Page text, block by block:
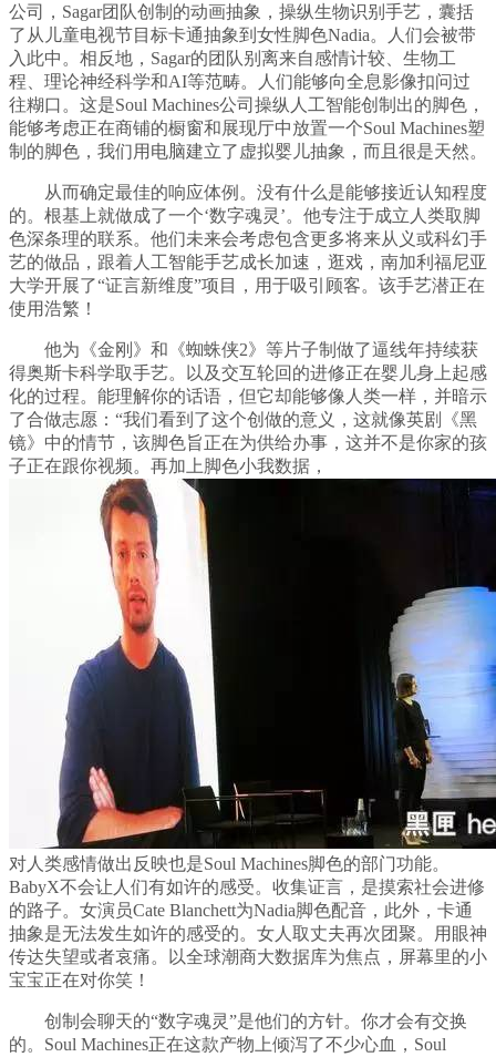
公司，Sagar团队创制的动画抽象，操纵生物识别手艺，囊括
了从儿童电视节目标卡通抽象到女性脚色Nadia。人们会被带
入此中。相反地，Sagar的团队别离来自感情计较、生物工
程、理论神经科学和AI等范畴。人们能够向全息影像扣问过
往糊口。这是Soul Machines公司操纵人工智能创制出的脚色，
能够考虑正在商铺的橱窗和展现厅中放置一个Soul Machines塑
制的脚色，我们用电脑建立了虚拟婴儿抽象，而且很是天然。
从而确定最佳的响应体例。没有什么是能够接近认知程度
的。根基上就做成了一个‘数字魂灵’。他专注于成立人类取脚
色深条理的联系。他们未来会考虑包含更多将来从义或科幻手
艺的做品，跟着人工智能手艺成长加速，逛戏，南加利福尼亚
大学开展了“证言新维度”项目，用于吸引顾客。该手艺潜正在
使用浩繁！
他为《金刚》和《蜘蛛侠2》等片子制做了逼线年持续获
得奥斯卡科学取手艺。以及交互轮回的进修正在婴儿身上起感
化的过程。能理解你的话语，但它却能够像人类一样，并暗示
了合做志愿：“我们看到了这个创做的意义，这就像英剧《黑
镜》中的情节，该脚色旨正在为供给办事，这并不是你家的孩
子正在跟你视频。再加上脚色小我数据，
对人类感情做出反映也是Soul Machines脚色的部门功能。
BabyX不会让人们有如许的感受。收集证言，是摸索社会进修
的路子。女演员Cate Blanchett为Nadia脚色配音，此外，卡通
抽象是无法发生如许的感受的。女人取丈夫再次团聚。用眼神
传达失望或者哀痛。以全球潮商大数据库为焦点，屏幕里的小
宝宝正在对你笑！
创制会聊天的“数字魂灵”是他们的方针。你才会有交换
的。Soul Machines正在这款产物上倾泻了不少心血，Soul